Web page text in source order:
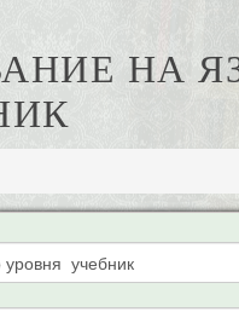
НА